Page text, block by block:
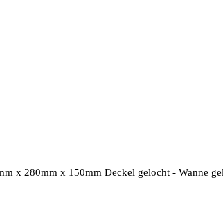
x 280mm x 150mm Deckel gelocht - Wanne